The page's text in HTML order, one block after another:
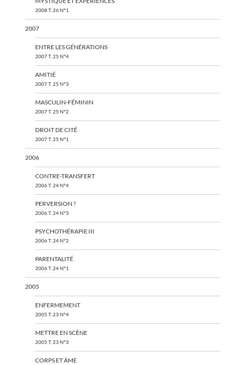
2008 T. 26 N°1
2007
ENTRE LES GÉNÉRATIONS
2007 T. 25 N°4
AMITIÉ
2007 T. 25 N°3
MASCULIN-FÉMININ
2007 T. 25 N°2
DROIT DE CITÉ
2007 T. 25 N°1
2006
CONTRE-TRANSFERT
2006 T. 24 N°4
PERVERSION ?
2006 T. 24 N°3
PSYCHOTHÉRAPIE III
2006 T. 24 N°2
PARENTALITÉ
2006 T. 24 N°1
2005
ENFERMEMENT
2005 T. 23 N°4
METTRE EN SCÈNE
2005 T. 23 N°3
CORPS ET ÂME